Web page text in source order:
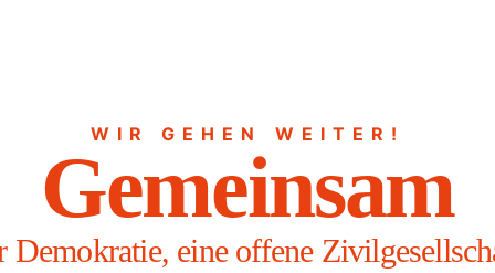
WIR GEHEN WEITER!
Gemeinsam
Demokratie, eine offene